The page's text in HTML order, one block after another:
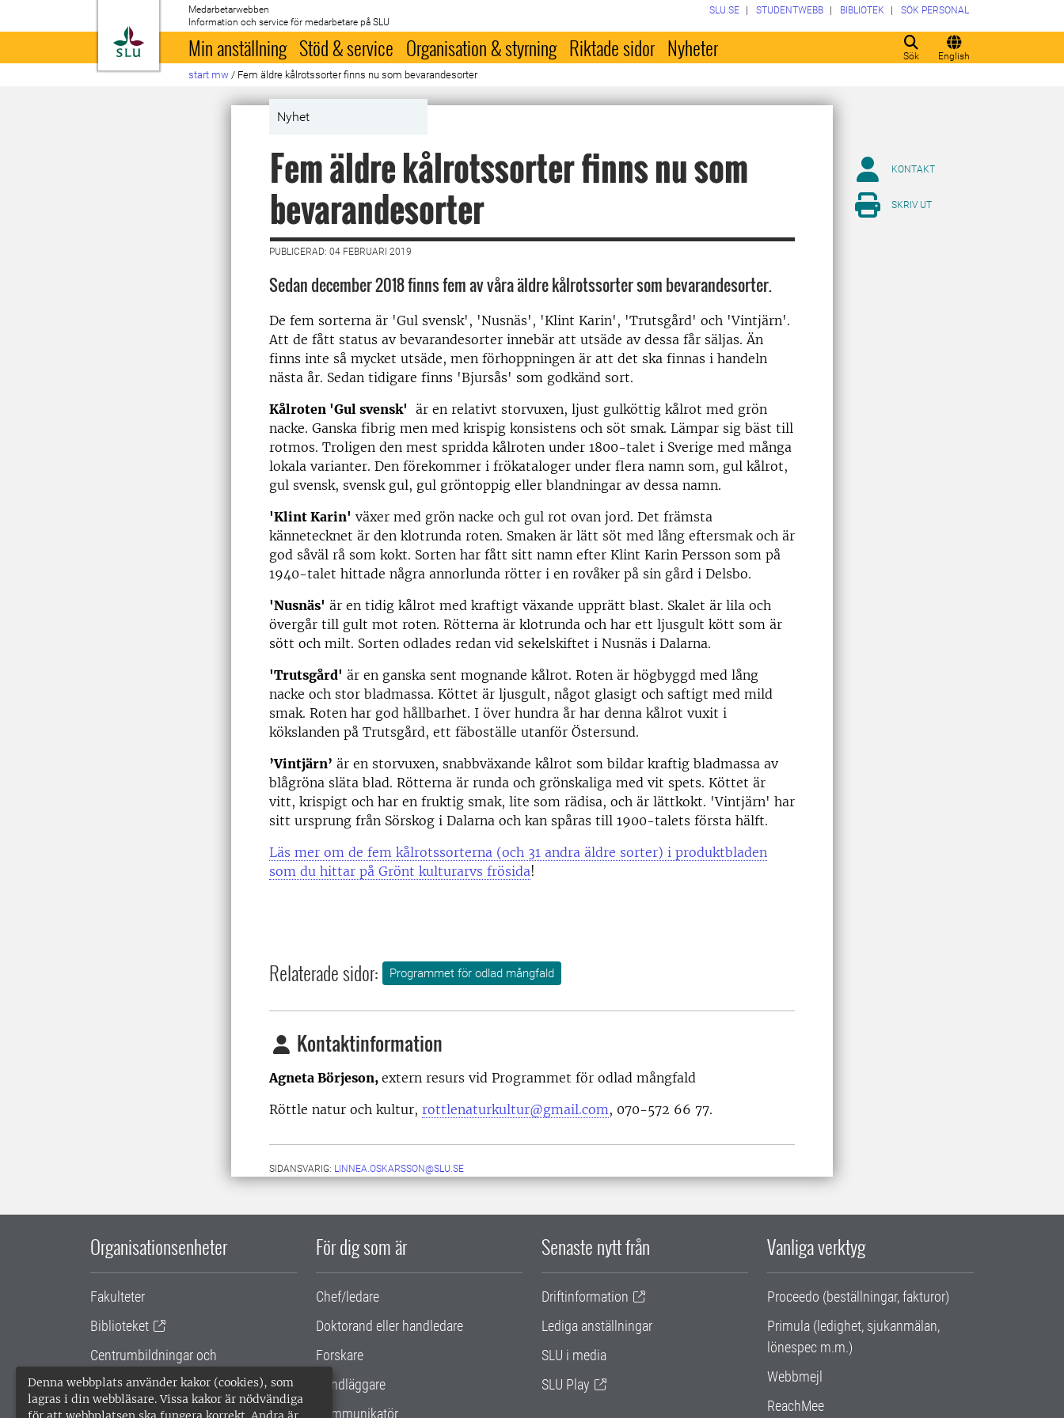
Denna webbplats använder kakor (cookies), som
lagras i din webbläsare. Vissa kakor är nödvändiga
Till startsida
Medarbetarwebben
Information och service för medarbetare på SLU
Sök English
SLU.SE STUDENTWEBB BIBLIOTEK SÖK PERSONAL
Min anställning Stöd & service Organisation & styrning Riktade sidor Nyheter
start mw / Fem äldre kålrotssorter finns nu som bevarandesorter
Nyhet
Fem äldre kålrotssorter finns nu som
bevarandesorter
PUBLICERAD: 04 FEBRUARI 2019
Sedan december 2018 finns fem av våra äldre kålrotssorter som bevarandesorter.
De fem sorterna är 'Gul svensk', 'Nusnäs', 'Klint Karin', 'Trutsgård' och 'Vintjärn'.
Att de fått status av bevarandesorter innebär att utsäde av dessa får säljas. Än
finns inte så mycket utsäde, men förhoppningen är att det ska finnas i handeln
nästa år. Sedan tidigare finns 'Bjursås' som godkänd sort.
Kålroten 'Gul svensk' är en relativt storvuxen, ljust gulköttig kålrot med grön
nacke. Ganska fibrig men med krispig konsistens och söt smak. Lämpar sig bäst till
rotmos. Troligen den mest spridda kålroten under 1800-talet i Sverige med många
lokala varianter. Den förekommer i frökataloger under flera namn som, gul kålrot,
gul svensk, svensk gul, gul gröntoppig eller blandningar av dessa namn.
'Klint Karin' växer med grön nacke och gul rot ovan jord. Det främsta
kännetecknet är den klotrunda roten. Smaken är lätt söt med lång eftersmak och är
god såväl rå som kokt. Sorten har fått sitt namn efter Klint Karin Persson som på
1940-talet hittade några annorlunda rötter i en rovåker på sin gård i Delsbo.
'Nusnäs' är en tidig kålrot med kraftigt växande upprätt blast. Skalet är lila och
övergår till gult mot roten. Rötterna är klotrunda och har ett ljusgult kött som är
sött och milt. Sorten odlades redan vid sekelskiftet i Nusnäs i Dalarna.
'Trutsgård' är en ganska sent mognande kålrot. Roten är högbyggd med lång
nacke och stor bladmassa. Köttet är ljusgult, något glasigt och saftigt med mild
smak. Roten har god hållbarhet. I över hundra år har denna kålrot vuxit i
kökslanden på Trutsgård, ett fäboställe utanför Östersund.
’Vintjärn’ är en storvuxen, snabbväxande kålrot som bildar kraftig bladmassa av
blågröna släta blad. Rötterna är runda och grönskaliga med vit spets. Köttet är
vitt, krispigt och har en fruktig smak, lite som rädisa, och är lättkokt. 'Vintjärn' har
sitt ursprung från Sörskog i Dalarna och kan spåras till 1900-talets första hälft.
Läs mer om de fem kålrotssorterna (och 31 andra äldre sorter) i produktbladen
som du hittar på Grönt kulturarvs frösida!
Relaterade sidor: Programmet för odlad mångfald
Kontaktinformation
Agneta Börjeson, extern resurs vid Programmet för odlad mångfald
Röttle natur och kultur, rottlenaturkultur@gmail.com, 070-572 66 77.
SIDANSVARIG: LINNEA.OSKARSSON@SLU.SE
KONTAKT
SKRIV UT
Organisationsenheter
Fakulteter
Biblioteket
Centrumbildningar och
samarbetsprojekt
Gemensamma verksamhetsstödet
För dig som är
Chef/ledare
Doktorand eller handledare
Forskare
Handläggare
Kommunikatör
Senaste nytt från
Driftinformation
Lediga anställningar
SLU i media
SLU Play
Vanliga verktyg
Proceedo (beställningar, fakturor)
Primula (ledighet, sjukanmälan,
lönespec m.m.)
Webbmejl
ReachMee